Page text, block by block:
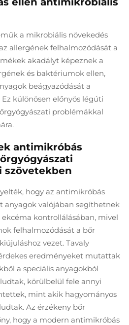
a mikrobiális növekedés
allergének felhalmozódását a
akadályt képeznek a
és baktériumok ellen,
beágyazódását a
különösen előnyös légúti
problémákkal
antimikróbás
szövetekben
hogy az antimikróbás
anyagok valójában segíthetnek
kontrollálásában, mivel
felhalmozódását a bőr
vezet. Tavaly
eredményeket mutattak
a speciális anyagokból
körülbelül fele annyi
mint akik hagyományos
Az érzékeny bőr
hogy a modern antimikróbás